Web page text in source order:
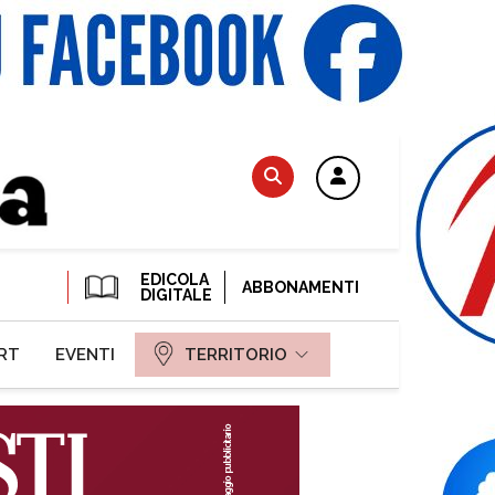
EDICOLA
DIGITALE
ABBONAMENTI
EVENTI TERRITORIO